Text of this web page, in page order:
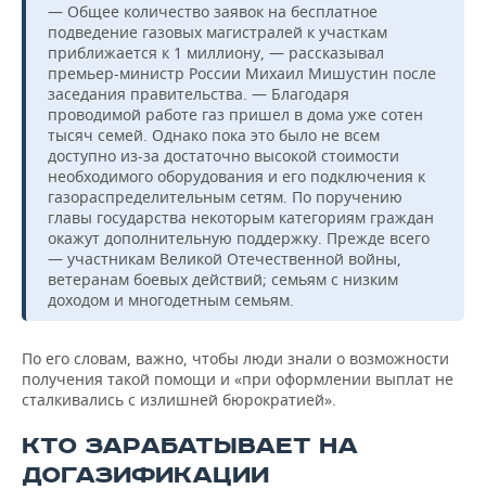
— Общее количество заявок на бесплатное
подведение газовых магистралей к участкам
приближается к 1 миллиону, — рассказывал
премьер-министр России Михаил Мишустин после
заседания правительства. — Благодаря
проводимой работе газ пришел в дома уже сотен
тысяч семей. Однако пока это было не всем
доступно из-за достаточно высокой стоимости
необходимого оборудования и его подключения к
газораспределительным сетям. По поручению
главы государства некоторым категориям граждан
окажут дополнительную поддержку. Прежде всего
— участникам Великой Отечественной войны,
ветеранам боевых действий; семьям с низким
доходом и многодетным семьям.
По его словам, важно, чтобы люди знали о возможности
получения такой помощи и «при оформлении выплат не
сталкивались с излишней бюрократией».
КТО ЗАРАБАТЫВАЕТ НА
ДОГАЗИФИКАЦИИ